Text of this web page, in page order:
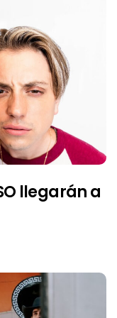
llegarán a